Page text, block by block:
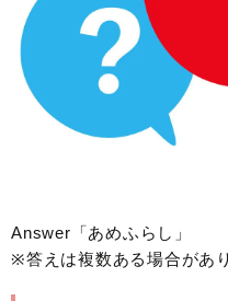
Answer「あめふらし」
※答えは複数ある場合があ